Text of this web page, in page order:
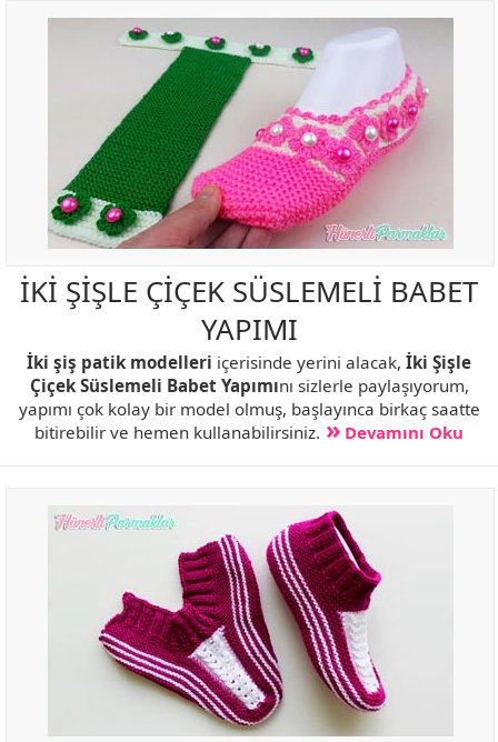
İKİ ŞİŞLE ÇİÇEK SÜSLEMELİ BABET
YAPIMI
İki şiş patik modelleri içerisinde yerini alacak, İki Şişle
Çiçek Süslemeli Babet Yapımını sizlerle paylaşıyorum,
yapımı çok kolay bir model olmuş, başlayınca birkaç saatte
bitirebilir ve hemen kullanabilirsiniz.
Devamını Oku